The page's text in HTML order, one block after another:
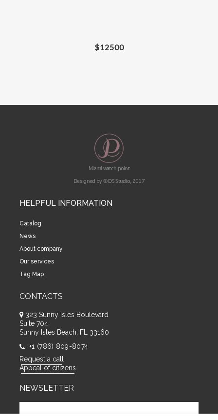
$12500
Miami watch point
Designed by © DS Studio, 2017
HELPFUL INFORMATION
Catalog
News
About company
Our services
Tag Map
CONTACTS
323 Sunny Isles Boulevard
Suite 704
Sunny Isles Beach, FL 33160
+1 (786) 809-8074
Request a call
Appeal of citizens
NEWSLETTER